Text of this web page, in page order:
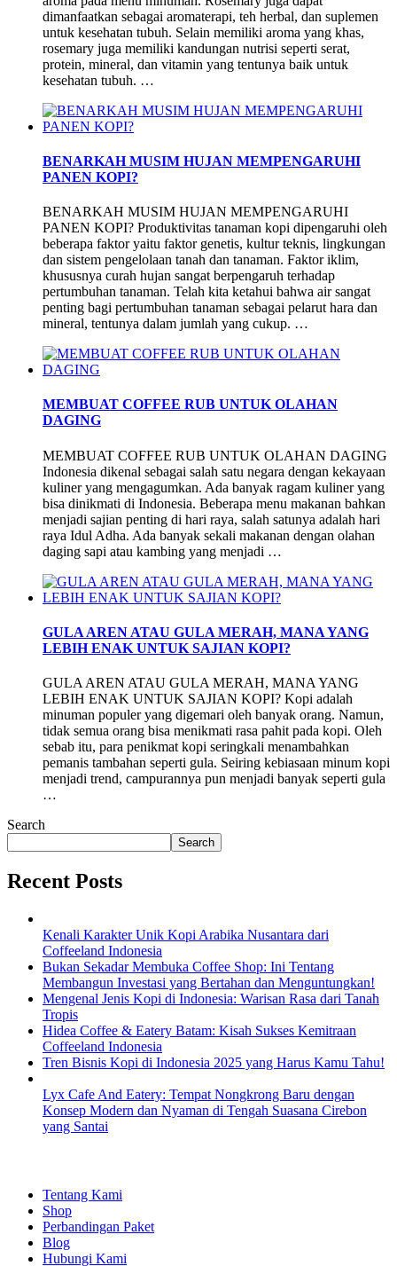
dimanfaatkan sebagai aromaterapi, teh herbal, dan suplemen
untuk kesehatan tubuh. Selain memiliki aroma yang khas,
rosemary juga memiliki kandungan nutrisi seperti serat,
protein, mineral, dan vitamin yang tentunya baik untuk
kesehatan tubuh. …
BENARKAH MUSIM HUJAN MEMPENGARUHI
PANEN KOPI?
BENARKAH MUSIM HUJAN MEMPENGARUHI
PANEN KOPI? Produktivitas tanaman kopi dipengaruhi oleh
beberapa faktor yaitu faktor genetis, kultur teknis, lingkungan
dan sistem pengelolaan tanah dan tanaman. Faktor iklim,
khususnya curah hujan sangat berpengaruh terhadap
pertumbuhan tanaman. Telah kita ketahui bahwa air sangat
penting bagi pertumbuhan tanaman sebagai pelarut hara dan
mineral, tentunya dalam jumlah yang cukup. …
MEMBUAT COFFEE RUB UNTUK OLAHAN
DAGING
MEMBUAT COFFEE RUB UNTUK OLAHAN DAGING
Indonesia dikenal sebagai salah satu negara dengan kekayaan
kuliner yang mengagumkan. Ada banyak ragam kuliner yang
bisa dinikmati di Indonesia. Beberapa menu makanan bahkan
menjadi sajian penting di hari raya, salah satunya adalah hari
raya Idul Adha. Ada banyak sekali makanan dengan olahan
daging sapi atau kambing yang menjadi …
GULA AREN ATAU GULA MERAH, MANA YANG
LEBIH ENAK UNTUK SAJIAN KOPI?
GULA AREN ATAU GULA MERAH, MANA YANG
LEBIH ENAK UNTUK SAJIAN KOPI? Kopi adalah
minuman populer yang digemari oleh banyak orang. Namun,
tidak semua orang bisa menikmati rasa pahit pada kopi. Oleh
sebab itu, para penikmat kopi seringkali menambahkan
pemanis tambahan seperti gula. Seiring kebiasaan minum kopi
menjadi trend, campurannya pun menjadi banyak seperti gula
…
Search
Search
Recent Posts
Kenali Karakter Unik Kopi Arabika Nusantara dari
Coffeeland Indonesia
Bukan Sekadar Membuka Coffee Shop: Ini Tentang
Membangun Investasi yang Bertahan dan Menguntungkan!
Mengenal Jenis Kopi di Indonesia: Warisan Rasa dari Tanah
Tropis
Hidea Coffee & Eatery Batam: Kisah Sukses Kemitraan
Coffeeland Indonesia
Tren Bisnis Kopi di Indonesia 2025 yang Harus Kamu Tahu!
Lyx Cafe And Eatery: Tempat Nongkrong Baru dengan
Konsep Modern dan Nyaman di Tengah Suasana Cirebon
yang Santai
Tentang Kami
Shop
Perbandingan Paket
Blog
Hubungi Kami